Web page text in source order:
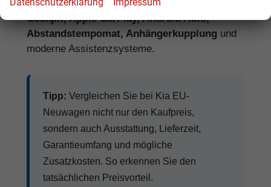
Lenkradheizung, Klimaautomatik, digitales
Cockpit, Apple CarPlay, Android Auto,
Abstandstempomat, Anhängerkupplung und
moderne Assistenzsysteme.
Tipp: Vergleichen Sie bei Kia EU-
Neuwagen nicht nur den Kaufpreis,
sondern auch Ausstattung, Lieferzeit,
Garantieumfang und mögliche
Zusatzkosten. So erkennen Sie den
tatsächlichen Preisvorteil.